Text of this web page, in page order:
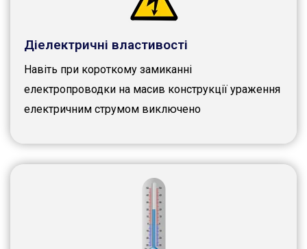
Діелектричні властивості
Навіть при короткому замиканні
електропроводки на масив конструкції ураження
електричним струмом виключено